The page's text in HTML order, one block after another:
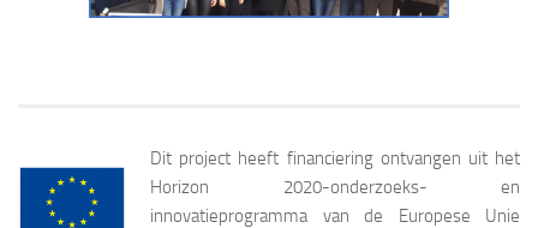
Dit project heeft financiering ontvangen uit het
Horizon 2020-onderzoeks- en
innovatieprogramma van de Europese Unie